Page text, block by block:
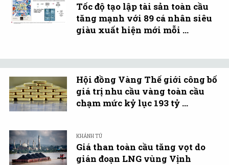
Tốc độ tạo lập tài sản toàn cầu
tăng mạnh với 89 cá nhân siêu
giàu xuất hiện mới mỗi ...
Hội đồng Vàng Thế giới công bố
giá trị nhu cầu vàng toàn cầu
chạm mức kỷ lục 193 tỷ ...
KHÁNH TÚ
Giá than toàn cầu tăng vọt do
gián đoạn LNG vùng Vịnh